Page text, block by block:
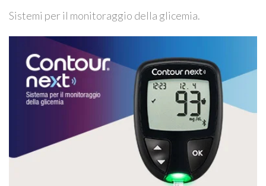
Sistemi per il monitoraggio della glicemia.